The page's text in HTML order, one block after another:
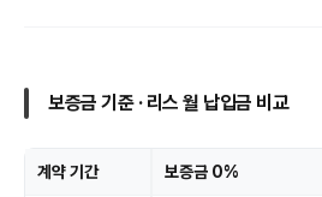
보증금 기준 · 리스 월 납입금 비교
계약 기간 보증금 0%